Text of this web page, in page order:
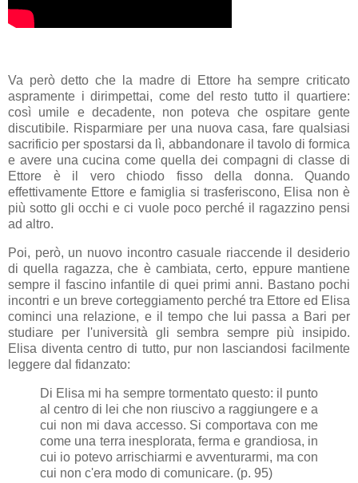
Va però detto che la madre di Ettore ha sempre criticato
aspramente i dirimpettai, come del resto tutto il quartiere:
così umile e decadente, non poteva che ospitare gente
discutibile. Risparmiare per una nuova casa, fare qualsiasi
sacrificio per spostarsi da lì, abbandonare il tavolo di formica
e avere una cucina come quella dei compagni di classe di
Ettore è il vero chiodo fisso della donna. Quando
effettivamente Ettore e famiglia si trasferiscono, Elisa non è
più sotto gli occhi e ci vuole poco perché il ragazzino pensi
ad altro.
Poi, però, un nuovo incontro casuale riaccende il desiderio
di quella ragazza, che è cambiata, certo, eppure mantiene
sempre il fascino infantile di quei primi anni. Bastano pochi
incontri e un breve corteggiamento perché tra Ettore ed Elisa
cominci una relazione, e il tempo che lui passa a Bari per
studiare per l'università gli sembra sempre più insipido.
Elisa diventa centro di tutto, pur non lasciandosi facilmente
leggere dal fidanzato:
Di Elisa mi ha sempre tormentato questo: il punto
al centro di lei che non riuscivo a raggiungere e a
cui non mi dava accesso. Si comportava con me
come una terra inesplorata, ferma e grandiosa, in
cui io potevo arrischiarmi e avventurarmi, ma con
cui non c'era modo di comunicare. (p. 95)